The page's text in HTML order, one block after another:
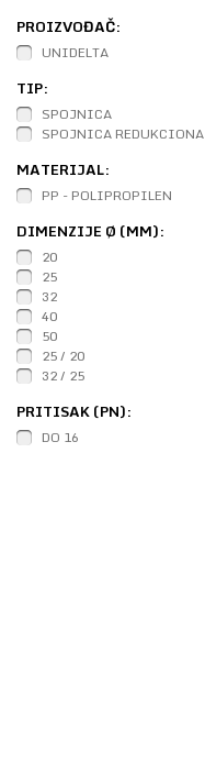
PROIZVOĐAČ:
UNIDELTA
TIP:
SPOJNICA
SPOJNICA REDUKCIONA
MATERIJAL:
PP - POLIPROPILEN
DIMENZIJE Ø (MM):
20
25
32
40
50
25 / 20
32 / 25
PRITISAK (PN):
DO 16